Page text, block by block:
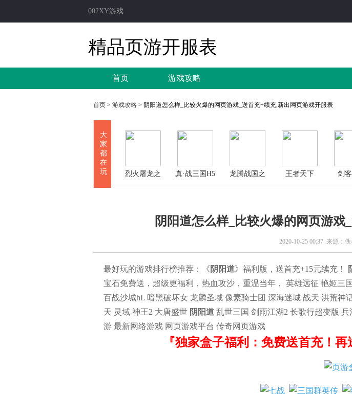
002XY游戏
精品页游开服表
首页 游戏攻略
首页 > 游戏攻略 > 阴阳道怎么样_比较火爆的网页游戏_送首充+续充,新出网页游戏开服表
大
家
都
在
玩
烈火屠龙之
真·战三国H5
龙腾战国之
王者天下 剑
阴阳道怎么样_比较火爆的网页游
2020-10-25 00:37 来源： 佚
最好玩的游戏排行榜推荐：《 阴阳道》福利版，送首充+15元续充！
宝石免费送，超级更福利，热血攻沙，重温当年， 英雄远征 艳姬三
百战沙城hL 暗黑破坏女 龙麟圣域 像素骑士团 深海迷城 战天 洪荒
天 灵域 神王2 大唐盛世 阴阳道 乱世三国 剑雨江湖2 长歌行超变版
游 最新网络游戏 网页游戏平台 传奇网页游戏
『独家盒子福利：免费送首充！